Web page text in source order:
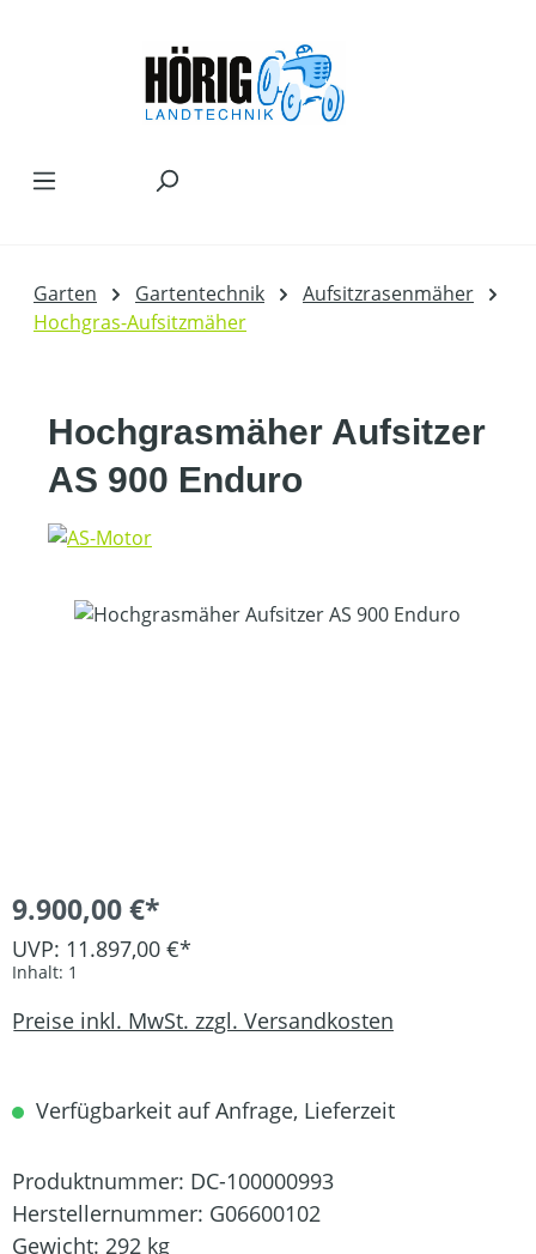
Garten Gartentechnik
Aufsitzrasenmäher
Hochgras-Aufsitzmäher
Hochgrasmäher Aufsitzer
AS 900 Enduro
Bildergalerie überspringen
9.900,00 €*
UVP: 11.897,00 €*
Inhalt: 1
Preise inkl. MwSt. zzgl. Versandkosten
Verfügbarkeit auf Anfrage, Lieferzeit
Produktnummer: DC-100000993
Herstellernummer: G06600102
Gewicht: 292 kg